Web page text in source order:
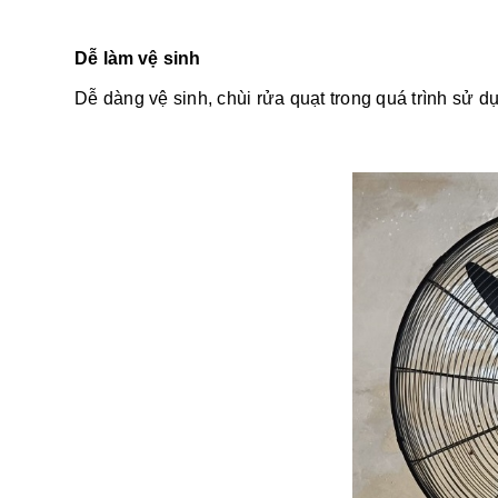
Dễ làm vệ sinh
Dễ dàng vệ sinh, chùi rửa quạt trong quá trình sử